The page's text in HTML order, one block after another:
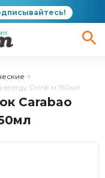
energy Drink м 150мл
Carabao